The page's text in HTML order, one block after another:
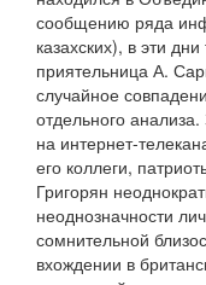
сообщению ряда
казахских), в эти
приятельница А.
случайное
отдельного
на интернет-
его коллеги,
Григорян
неоднозначности
сомнительной
вхождении в